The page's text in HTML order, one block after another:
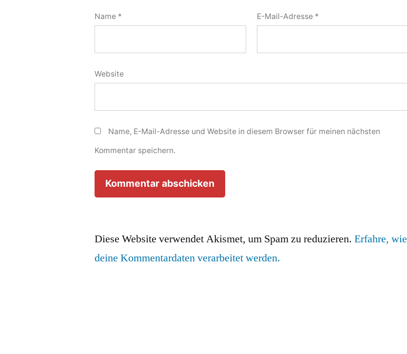
Name * E-Mail-Adresse *
Website
Name, E-Mail-Adresse und Website in diesem Browser für meinen nächsten
Kommentar speichern.
Diese Website verwendet Akismet, um Spam zu reduzieren.Erfahre, wie
deine Kommentardaten verarbeitet werden.